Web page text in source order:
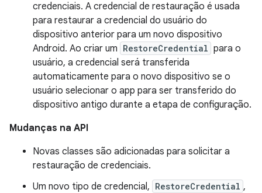
credenciais. A credencial de restauração é usada
para restaurar a credencial do usuário do
dispositivo anterior para um novo dispositivo
Android. Ao criar um RestoreCredential para o
usuário, a credencial será transferida
automaticamente para o novo dispositivo se o
usuário selecionar o app para ser transferido do
dispositivo antigo durante a etapa de configuração.
Mudanças na API
Novas classes são adicionadas para solicitar a
restauração de credenciais.
Um novo tipo de credencial, RestoreCredential ,